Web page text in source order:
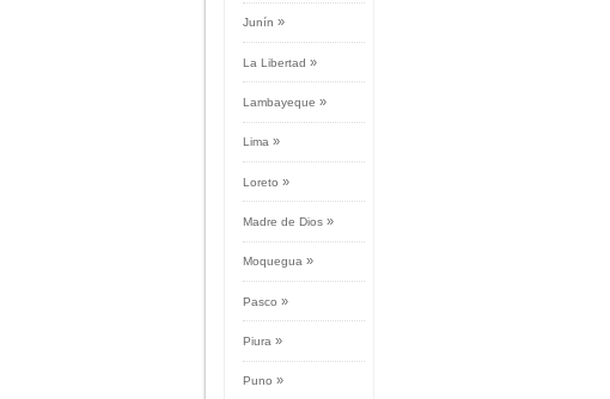
Junín »
La Libertad »
Lambayeque »
Lima »
Loreto »
Madre de Dios »
Moquegua »
Pasco »
Piura »
Puno »